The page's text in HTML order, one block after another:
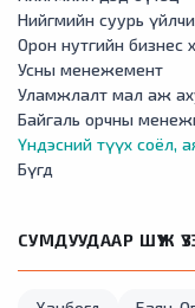
Нийгмийн суурь
Орон нутгийн бизнес
Усны менежемент
Уламжлалт мал аж
Байгаль орчны
Үндэсний түүх соёл,
Бүгд
СУМДУУДААР ШҮҮЖ